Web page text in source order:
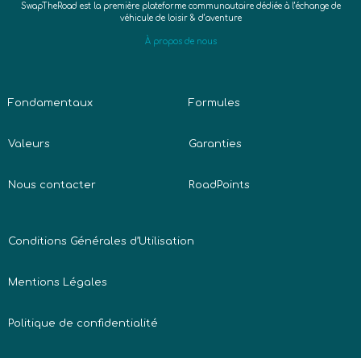
SwapTheRoad est la première plateforme communautaire dédiée à l’échange de
véhicule de loisir & d’aventure
À propos de nous
Fondamentaux
Valeurs
Nous contacter
Formules
Garanties
RoadPoints
Conditions Générales d’Utilisation
Mentions Légales
Politique de confidentialité